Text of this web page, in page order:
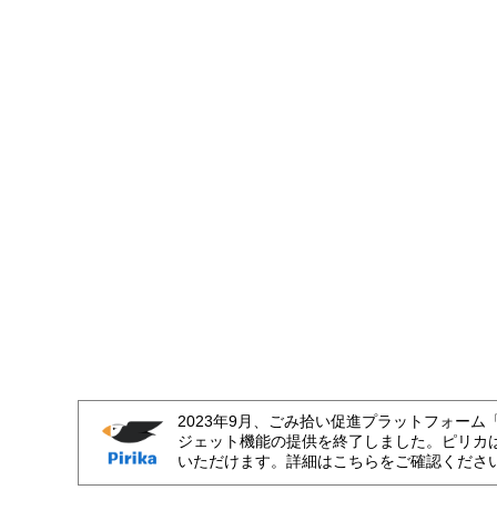
2023年9月、ごみ拾い促進プラットフォーム
ジェット機能の提供を終了しました。ピリカ
いただけます。詳細はこちらをご確認くださ